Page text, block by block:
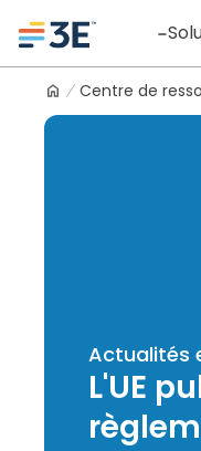
content
Centre de
Actualités
L'UE